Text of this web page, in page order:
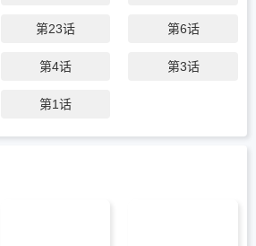
毒药，还是承认…你早已戒不掉我这剂劣等
第23话 第6话
第4话 第3话
第1话